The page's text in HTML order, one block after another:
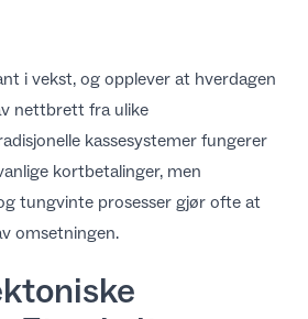
NO
i vekst, og opplever at hverdagen
nettbrett fra ulike
kassesystemer fungerer
kortbetalinger, men
tungvinte prosesser gjør ofte at
omsetningen.